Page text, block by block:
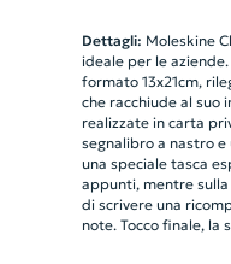
Dettagli: Moleskine
ideale per le
formato 13x21cm,
che racchiude al suo
realizzate in carta
segnalibro a nastro e
una speciale tasca
appunti, mentre
di scrivere una
note. Tocco finale, la